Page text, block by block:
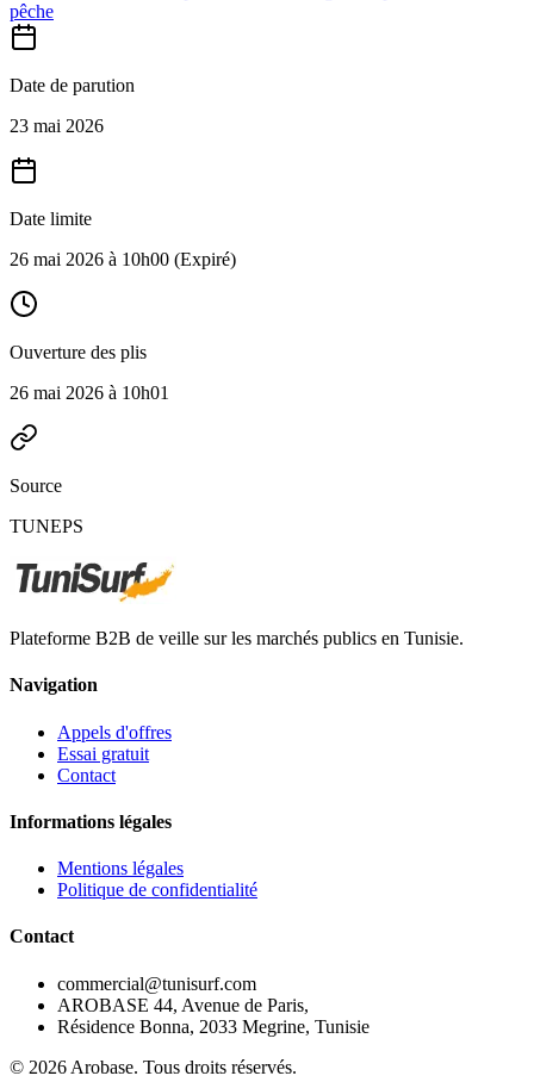
pêche
Date de parution
23 mai 2026
Date limite
26 mai 2026 à 10h00 (Expiré)
Ouverture des plis
26 mai 2026 à 10h01
Source
TUNEPS
Plateforme B2B de veille sur les marchés publics en Tunisie.
Navigation
Appels d'offres
Essai gratuit
Contact
Informations légales
Mentions légales
Politique de confidentialité
Contact
commercial@tunisurf.com
AROBASE 44, Avenue de Paris,
Résidence Bonna, 2033 Megrine, Tunisie
© 2026 Arobase. Tous droits réservés.